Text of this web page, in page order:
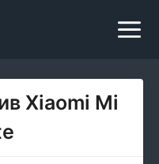
Xiaomi Mi